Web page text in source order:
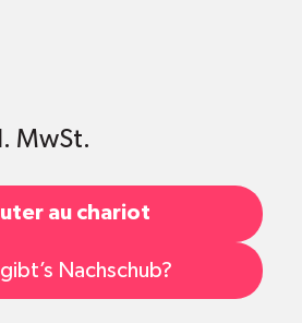
MwSt.
au chariot
Nachschub?